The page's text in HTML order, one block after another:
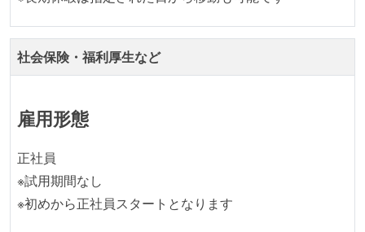
社会保険・福利厚生など
雇用形態
正社員
※試用期間なし
※初めから正社員スタートとなります